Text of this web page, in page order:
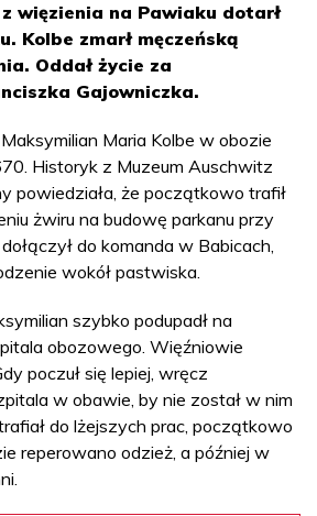
więzienia na Pawiaku dotarł
Kolbe zmarł męczeńską
Oddał życie za
Gajowniczka.
Maria Kolbe w obozie
Historyk z Muzeum Auschwitz
powiedziała, że początkowo trafił
żwiru na budowę parkanu przy
do komanda w Babicach,
wokół pastwiska.
szybko podupadł na
obozowego. Więźniowie
poczuł się lepiej, wręcz
w obawie, by nie został w nim
do lżejszych prac, początkowo
reperowano odzież, a później w